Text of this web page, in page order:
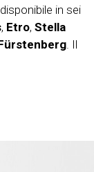
in sei
, Etro, Stella
. Il